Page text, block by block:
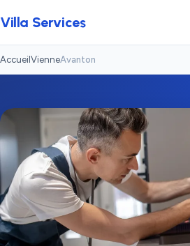
Villa Services
Accueil VienneAvanton